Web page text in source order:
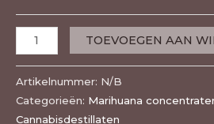
TOEVOEGEN AAN
Artikelnummer: N/B
Categorieën: Marihuana
Cannabisdestillaten